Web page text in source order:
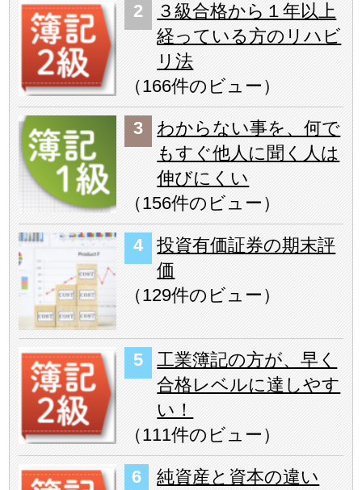
３級合格から１年以上
経っている方のリハビ
リ法
（166件のビュー ）
わからない事を、何で
もすぐ他人に聞く人は
伸びにくい
（156件のビュー ）
投資有価証券の期末評
価
（129件のビュー ）
工業簿記の方が、早く
合格レベルに達しやす
い！
（111件のビュー ）
純資産と資本の違い